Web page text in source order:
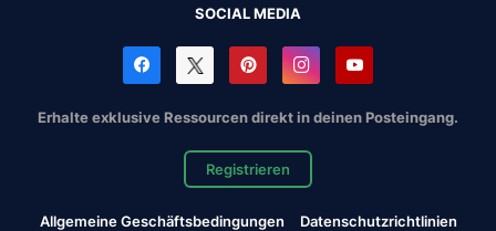
SOCIAL MEDIA
Erhalte exklusive Ressourcen direkt in deinen Posteingang.
Registrieren
Allgemeine Geschäftsbedingungen
Datenschutzrichtlinien